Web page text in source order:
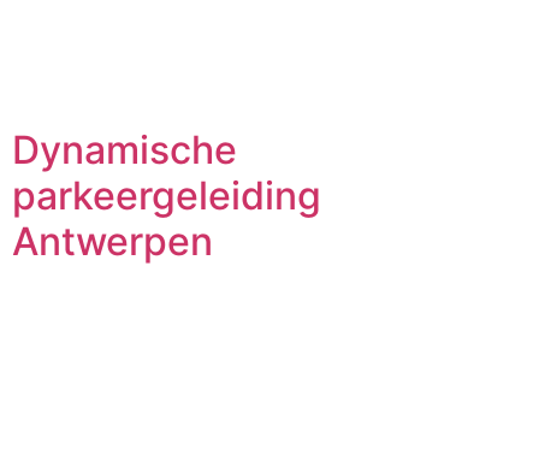
Dynamische
parkeergeleiding
Antwerpen